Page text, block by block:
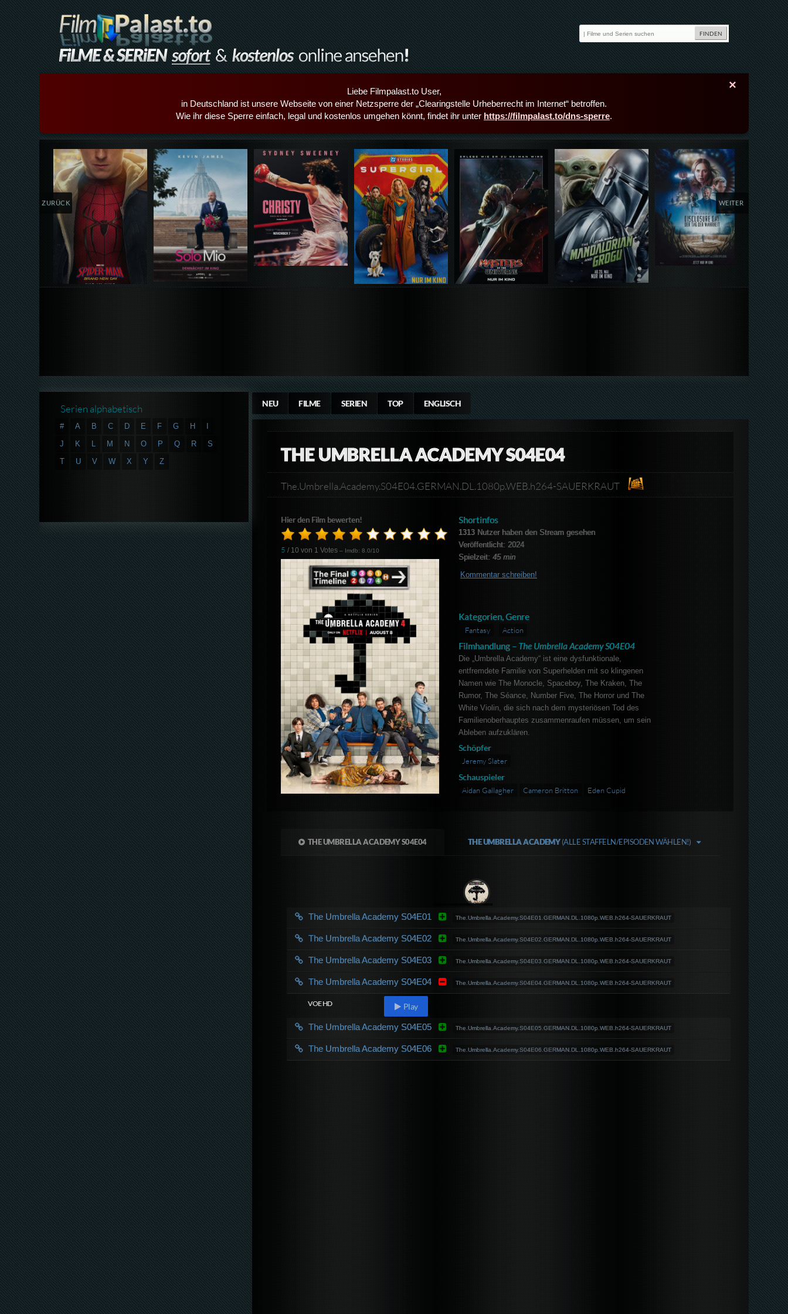
×
Liebe Filmpalast.to User,
in Deutschland ist unsere Webseite von einer Netzsperre der „Clearingstelle Urheberrecht im Internet“ betroffen.
Wie ihr diese Sperre einfach, legal und kostenlos umgehen könnt, findet ihr unter https://filmpalast.to/dns-sperre.
Details,Play Details,Play Details,Play Details,Play Details,Play Details,Play Details,Play
ZURÜCK WEITER
NEU FILME SERIEN TOP ENGLISCH
THE UMBRELLA ACADEMY S04E04
The.Umbrella.Academy.S04E04.GERMAN.DL.1080p.WEB.h264-SAUERKRAUT
Hier den Film bewerten!
5 / 10 von 1 Votes – Imdb: 8.0/10
Shortinfos
1313Nutzer haben den Stream gesehen
Veröffentlicht: 2024
Spielzeit: 45 min
Kommentar schreiben!
Kategorien, Genre
Fantasy Action
Filmhandlung – The Umbrella Academy S04E04
Die „Umbrella Academy“ ist eine dysfunktionale,
entfremdete Familie von Superhelden mit so klingenen
Namen wie The Monocle, Spaceboy, The Kraken, The
Rumor, The Séance, Number Five, The Horror und The
White Violin, die sich nach dem mysteriösen Tod des
Familienoberhauptes zusammenraufen müssen, um sein
Ableben aufzuklären.
Schöpfer
Jeremy Slater
Schauspieler
Aidan Gallagher Cameron Britton Eden Cupid
THE UMBRELLA ACADEMY S04E04 THE UMBRELLA ACADEMY(ALLE STAFFELN/EPISODEN WÄHLEN!)
The Umbrella Academy S04E01 The.Umbrella.Academy.S04E01.GERMAN.DL.1080p.WEB.h264-SAUERKRAUT
The Umbrella Academy S04E02 The.Umbrella.Academy.S04E02.GERMAN.DL.1080p.WEB.h264-SAUERKRAUT
The Umbrella Academy S04E03 The.Umbrella.Academy.S04E03.GERMAN.DL.1080p.WEB.h264-SAUERKRAUT
The Umbrella Academy S04E04 The.Umbrella.Academy.S04E04.GERMAN.DL.1080p.WEB.h264-SAUERKRAUT
VOE HD Play
The Umbrella Academy S04E05 The.Umbrella.Academy.S04E05.GERMAN.DL.1080p.WEB.h264-SAUERKRAUT
The Umbrella Academy S04E06 The.Umbrella.Academy.S04E06.GERMAN.DL.1080p.WEB.h264-SAUERKRAUT
Serien alphabetisch
# A B C D E F G H
J
K L M N O P Q R
S
T
U V W X Y Z